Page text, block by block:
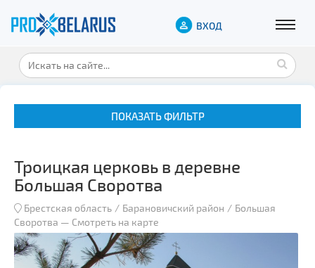
ВХОД
ПОКАЗАТЬ ФИЛЬТР
Музеи
Замки и дворцы
Троицкая церковь в деревне
Большая Своротва
Брестская область Барановичский район
Большая
Своротва — Смотреть на карте